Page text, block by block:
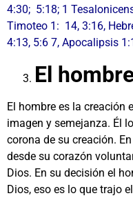
4:30; 5:18; 1
Timoteo 1: 14, 3:16,
4:13, 5:6 7, Apocalipsis
El
El hombre es la creación
imagen y semejanza. Él
corona de su creación.
desde su corazón
Dios. En su decisión el
Dios, eso es lo que trajo